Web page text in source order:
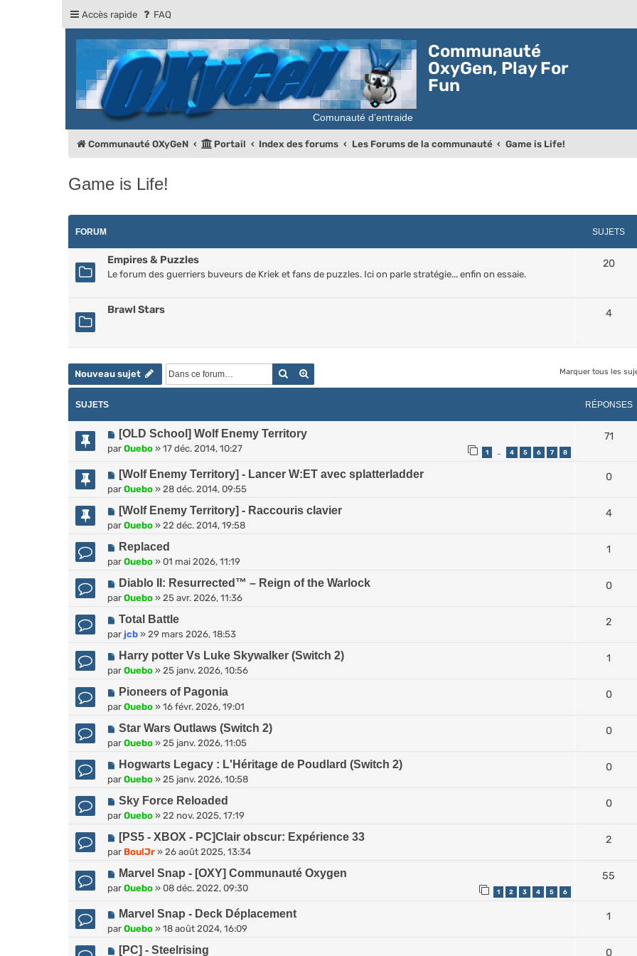
Accès rapide FAQ
Communauté
OxyGen, Play For
Fun
Communauté OXyGeN Portail Index des forums Les Forums de la communauté Game is Life!
Game is Life!
FORUM SUJETS
Empires & Puzzles
Le forum des guerriers buveurs de Kriek et fans de puzzles. Ici on parle stratégie... enfin on essaie.
20
Brawl Stars 4
Nouveau sujet Rechercher Marquer tous les
SUJETS RÉPONSES
[OLD School] Wolf Enemy Territory
par Ouebo » 17 déc. 2014, 10:27 1 … 4 5 6 7 8
71
[Wolf Enemy Territory] - Lancer W:ET avec splatterladder
par Ouebo » 28 déc. 2014, 09:55
0
[Wolf Enemy Territory] - Raccouris clavier
par Ouebo » 22 déc. 2014, 19:58
4
Replaced
par Ouebo » 01 mai 2026, 11:19
1
Diablo II: Resurrected™ – Reign of the Warlock
par Ouebo » 25 avr. 2026, 11:36
0
Total Battle
par jcb » 29 mars 2026, 18:53
2
Harry potter Vs Luke Skywalker (Switch 2)
par Ouebo » 25 janv. 2026, 10:56
1
Pioneers of Pagonia
par Ouebo » 16 févr. 2026, 19:01
0
Star Wars Outlaws (Switch 2)
par Ouebo » 25 janv. 2026, 11:05
0
Hogwarts Legacy : L'Héritage de Poudlard (Switch 2)
par Ouebo » 25 janv. 2026, 10:58
0
Sky Force Reloaded
par Ouebo » 22 nov. 2025, 17:19
0
[PS5 - XBOX - PC]Clair obscur: Expérience 33
par BoulJr » 26 août 2025, 13:34
2
Marvel Snap - [OXY] Communauté Oxygen
par Ouebo » 08 déc. 2022, 09:30 1 2 3 4 5 6
55
Marvel Snap - Deck Déplacement
par Ouebo » 18 août 2024, 16:09
1
[PC] - Steelrising 0